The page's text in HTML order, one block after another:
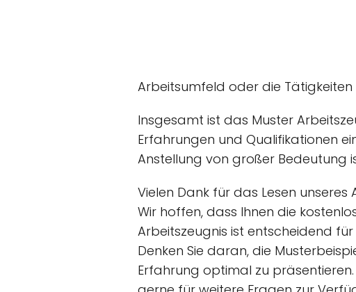
Arbeitsumfeld oder die Tätigkeiten
Insgesamt ist das Muster
Erfahrungen und Qualifikationen
Anstellung von großer Bedeutung
Vielen Dank für das Lesen
Wir hoffen, dass Ihnen die
Arbeitszeugnis ist entscheidend
Denken Sie daran, die
Erfahrung optimal zu